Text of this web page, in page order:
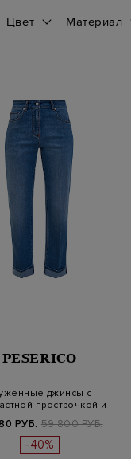
Цвет Материал
PESERICO
джинсы с
прострочкой и
отворотам…
РУБ. 59 800 РУБ.
-40%